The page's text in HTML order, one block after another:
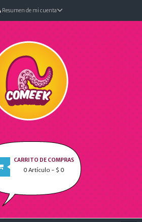
Resumen de mi cuenta
CARRITO DE COMPRAS
0 Artículo - $ 0